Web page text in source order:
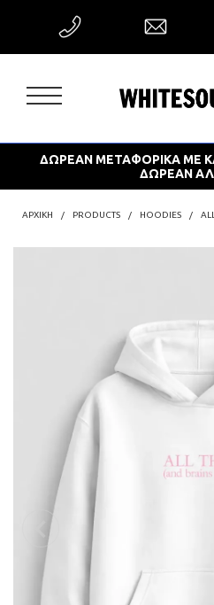
ΔΩΡΕΑΝ ΜΕΤΑΦΟΡΙΚΑ ΜΕ
ΔΩΡΕΑΝ
ΑΡΧΙΚΗ PRODUCTS HOODIES